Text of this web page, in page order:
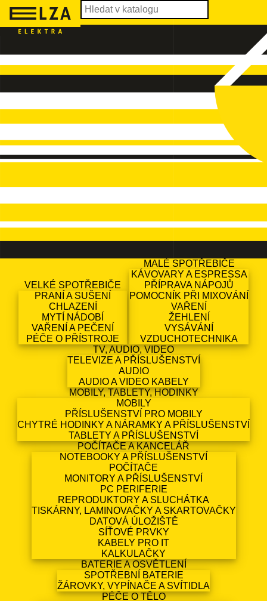
VELKÉ SPOTŘEBIČE
PRANÍ A SUŠENÍ
CHLAZENÍ
MYTÍ NÁDOBÍ
VAŘENÍ A PEČENÍ
PÉČE O PŘÍSTROJE
MALÉ SPOTŘEBIČE
KÁVOVARY A ESPRESSA
PŘÍPRAVA NÁPOJŮ
POMOCNÍK PŘI MIXOVÁNÍ
VAŘENÍ
ŽEHLENÍ
VYSÁVÁNÍ
VZDUCHOTECHNIKA
TV, AUDIO, VIDEO
TELEVIZE A PŘÍSLUŠENSTVÍ
AUDIO
AUDIO A VIDEO KABELY
MOBILY, TABLETY, HODINKY
MOBILY
PŘÍSLUŠENSTVÍ PRO MOBILY
CHYTRÉ HODINKY A NÁRAMKY A PŘÍSLUŠENSTVÍ
TABLETY A PŘÍSLUŠENSTVÍ
POČÍTAČE A KANCELÁŘ
NOTEBOOKY A PŘÍSLUŠENSTVÍ
POČÍTAČE
MONITORY A PŘÍSLUŠENSTVÍ
PC PERIFERIE
REPRODUKTORY A SLUCHÁTKA
TISKÁRNY, LAMINOVAČKY A SKARTOVAČKY
DATOVÁ ÚLOŽIŠTĚ
SÍŤOVÉ PRVKY
KABELY PRO IT
KALKULAČKY
BATERIE A OSVĚTLENÍ
SPOTŘEBNÍ BATERIE
ŽÁROVKY, VYPÍNAČE A SVÍTIDLA
PÉČE O TĚLO